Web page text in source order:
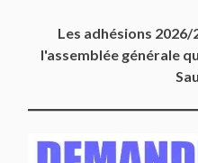
Les adhésions
l'assemblée générale